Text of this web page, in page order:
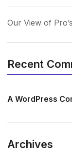
Our View of
Recent
A WordPress
Archives